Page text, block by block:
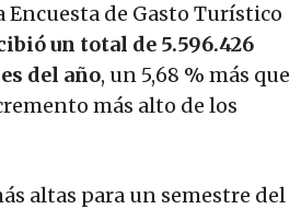
de Gasto Turístico
un total de 5.596.426
del año, un 5,68 % más que
más alto de los
altas para un semestre del